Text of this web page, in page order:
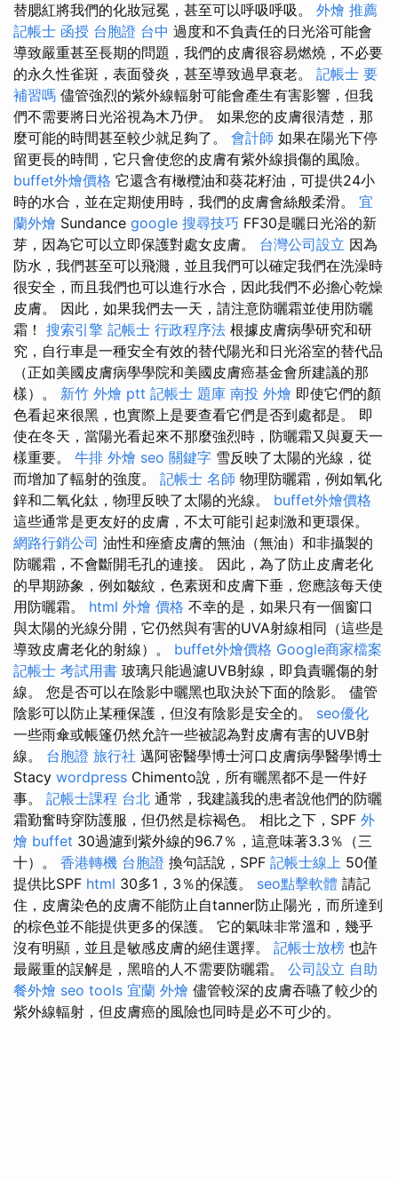
替腮紅將我們的化妝冠冕，甚至可以呼吸呼吸。 外燴 推薦
記帳士 函授 台胞證 台中 過度和不負責任的日光浴可能會
導致嚴重甚至長期的問題，我們的皮膚很容易燃燒，不必要
的永久性雀斑，表面發炎，甚至導致過早衰老。 記帳士 要
補習嗎 儘管強烈的紫外線輻射可能會產生有害影響，但我
們不需要將日光浴視為木乃伊。 如果您的皮膚很清楚，那
麼可能的時間甚至較少就足夠了。 會計師 如果在陽光下停
留更長的時間，它只會使您的皮膚有紫外線損傷的風險。
buffet外燴價格 它還含有橄欖油和葵花籽油，可提供24小
時的水合，並在定期使用時，我們的皮膚會絲般柔滑。 宜
蘭外燴 Sundance google 搜尋技巧 FF30是曬日光浴的新
芽，因為它可以立即保護對處女皮膚。 台灣公司設立 因為
防水，我們甚至可以飛濺，並且我們可以確定我們在洗澡時
很安全，而且我們也可以進行水合，因此我們不必擔心乾燥
皮膚。 因此，如果我們去一天，請注意防曬霜並使用防曬
霜！ 搜索引擎 記帳士 行政程序法 根據皮膚病學研究和研
究，自行車是一種安全有效的替代陽光和日光浴室的替代品
（正如美國皮膚病學學院和美國皮膚癌基金會所建議的那
樣）。 新竹 外燴 ptt 記帳士 題庫 南投 外燴 即使它們的顏
色看起來很黑，也實際上是要查看它們是否到處都是。 即
使在冬天，當陽光看起來不那麼強烈時，防曬霜又與夏天一
樣重要。 牛排 外燴 seo 關鍵字 雪反映了太陽的光線，從
而增加了輻射的強度。 記帳士 名師 物理防曬霜，例如氧化
鋅和二氧化鈦，物理反映了太陽的光線。 buffet外燴價格
這些通常是更友好的皮膚，不太可能引起刺激和更環保。
網路行銷公司 油性和痤瘡皮膚的無油（無油）和非攝製的
防曬霜，不會斷開毛孔的連接。 因此，為了防止皮膚老化
的早期跡象，例如皺紋，色素斑和皮膚下垂，您應該每天使
用防曬霜。 html 外燴 價格 不幸的是，如果只有一個窗口
與太陽的光線分開，它仍然與有害的UVA射線相同（這些是
導致皮膚老化的射線）。 buffet外燴價格 Google商家檔案
記帳士 考試用書 玻璃只能過濾UVB射線，即負責曬傷的射
線。 您是否可以在陰影中曬黑也取決於下面的陰影。 儘管
陰影可以防止某種保護，但沒有陰影是安全的。 seo優化
一些雨傘或帳篷仍然允許一些被認為對皮膚有害的UVB射
線。 台胞證 旅行社 邁阿密醫學博士河口皮膚病學醫學博士
Stacy wordpress Chimento說，所有曬黑都不是一件好
事。 記帳士課程 台北 通常，我建議我的患者說他們的防曬
霜勤奮時穿防護服，但仍然是棕褐色。 相比之下，SPF 外
燴 buffet 30過濾到紫外線的96.7％，這意味著3.3％（三
十）。 香港轉機 台胞證 換句話說，SPF 記帳士線上 50僅
提供比SPF html 30多1，3％的保護。 seo點擊軟體 請記
住，皮膚染色的皮膚不能防止自tanner防止陽光，而所達到
的棕色並不能提供更多的保護。 它的氣味非常溫和，幾乎
沒有明顯，並且是敏感皮膚的絕佳選擇。 記帳士放榜 也許
最嚴重的誤解是，黑暗的人不需要防曬霜。 公司設立 自助
餐外燴 seo tools 宜蘭 外燴 儘管較深的皮膚吞嚥了較少的
紫外線輻射，但皮膚癌的風險也同時是必不可少的。